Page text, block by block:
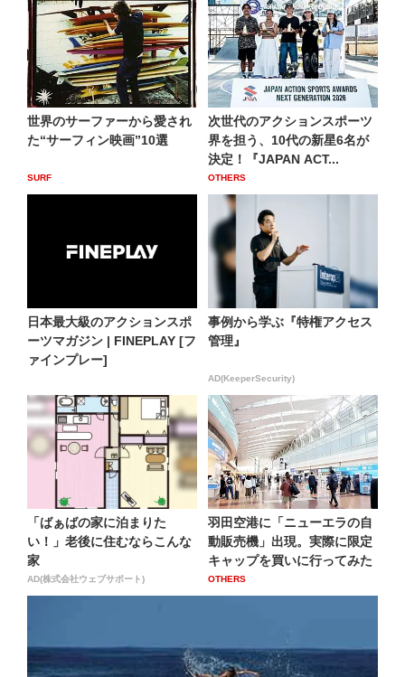
世界のサーファーから愛され
た“サーフィン映画”10選
SURF
次世代のアクションスポーツ
界を担う、10代の新星6名が
決定！『JAPAN ACT...
OTHERS
日本最大級のアクションスポ
ーツマガジン | FINEPLAY [フ
ァインプレー]
事例から学ぶ『特権アクセス
管理』
AD(KeeperSecurity)
「ばぁばの家に泊まりた
い！」老後に住むならこんな
家
AD(株式会社ウェブサポート)
羽田空港に「ニューエラの自
動販売機」出現。実際に限定
キャップを買いに行ってみた
OTHERS